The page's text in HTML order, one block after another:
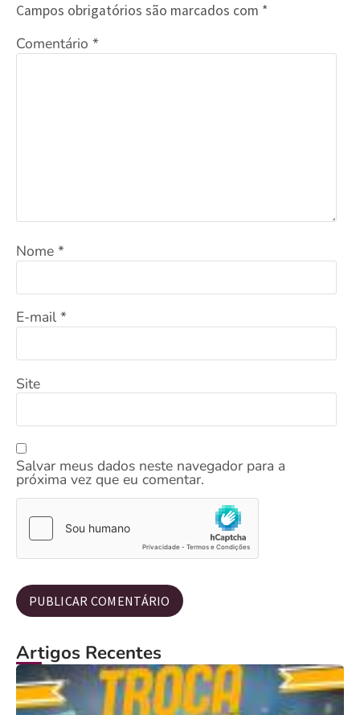
Campos obrigatórios são marcados com *
Comentário *
Nome *
E-mail *
Site
Salvar meus dados neste navegador para a
próxima vez que eu comentar.
Artigos Recentes